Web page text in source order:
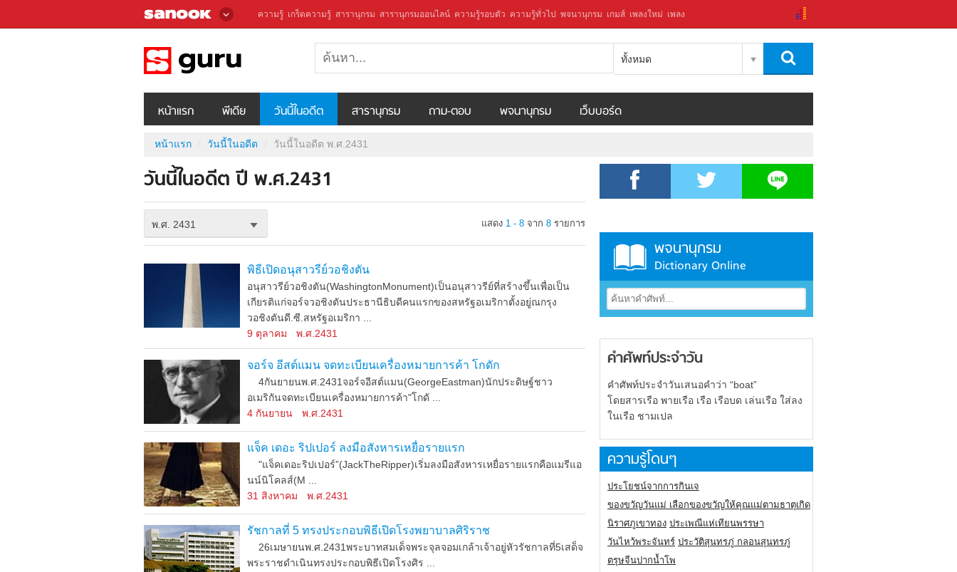
ความรู้ เกร็ดความรู้ สารานุกรม สารานุกรมออนไลน์ ความรู้รอบตัว ความรู้ทั่วไป พจนานุกรม เกมส์ เพลงใหม่ เพลง
ทั้งหมด
หน้าแรก พีเดีย วันนี้ในอดีต สารานุกรม ถาม-ตอบ พจนานุกรม เว็บบอร์ด
หน้าแรก วันนี้ในอดีต วันนี้ในอดีต พ.ศ.2431
วันนี้ในอดีต ปี พ.ศ.2431
พ.ศ. 2431 แสดง 1 - 8จาก 8รายการ
พิธีเปิดอนุสาวรีย์วอชิงตัน
อนุสาวรีย์วอชิงตัน(WashingtonMonument)เป็นอนุสาวรีย์ที่สร้างขึ้นเพื่อเป็น
เกียรติแก่จอร์จวอชิงตันประธานีธิบดีคนแรกของสหรัฐอเมริกาตั้งอยู่ณกรุง
วอชิงตันดี.ซี.สหรัฐอเมริกา ...
9 ตุลาคม
พ.ศ.2431
จอร์จ อีสต์แมน จดทะเบียนเครื่องหมายการค้า โกดัก
4กันยายนพ.ศ.2431จอร์จอีสต์แมน(GeorgeEastman)นักประดิษฐ์ชาว
อเมริกันจดทะเบียนเครื่องหมายการค้า"โกดั ...
4 กันยายน
พ.ศ.2431
แจ็ค เดอะ ริปเปอร์ ลงมือสังหารเหยื่อรายแรก
"แจ็คเดอะริปเปอร์”(JackTheRipper)เริ่มลงมือสังหารเหยื่อรายแรกคือแมรีแอ
นน์นิโคลส์(M ...
31 สิงหาคม
พ.ศ.2431
รัชกาลที่ 5 ทรงประกอบพิธีเปิดโรงพยาบาลศิริราช
26เมษายนพ.ศ.2431พระบาทสมเด็จพระจุลจอมเกล้าเจ้าอยู่หัวรัชกาลที่5เสด็จ
พระราชดำเนินทรงประกอบพิธีเปิดโรงศิร ...
พจนานุกรม
Dictionary Online
คำศัพท์ประจำวัน
คำศัพท์ประจำวันเสนอคำว่า “boat”
โดยสารเรือ พายเรือ เรือ เรือบด เล่นเรือ ใส่ลง
ในเรือ ชามเปล
ความรู้โดนๆ
ประโยชน์จากการกินเจ
ของขวัญวันแม่ เลือกของขวัญให้คุณแม่ตามธาตุเกิด
นิราศภูเขาทอง ประเพณีแห่เทียนพรรษา
วันไหว้พระจันทร์ ประวัติสุนทรภู่ กลอนสุนทรภู่
ตรุษจีนปากน้ำโพ